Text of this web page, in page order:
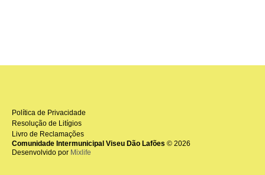
Política de Privacidade
Resolução de Litígios
Livro de Reclamações
Comunidade Intermunicipal Viseu Dão Lafões © 2026
Desenvolvido por Mixlife